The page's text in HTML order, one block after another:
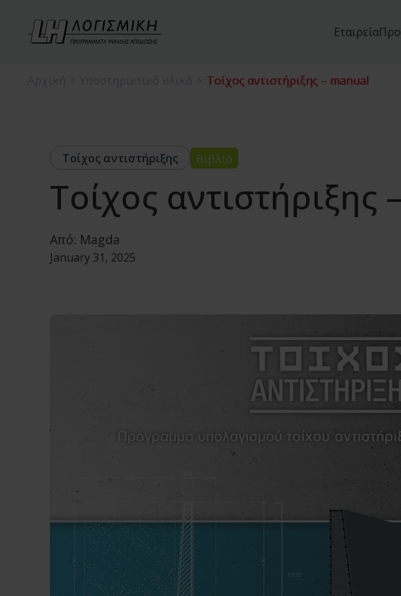
Εταιρεία
Τοίχος αντιστήριξης – manual
Τοίχος αντιστήριξης Βιβλίο
Τοίχος αντιστήριξης
Από: Magda
January 31, 2025